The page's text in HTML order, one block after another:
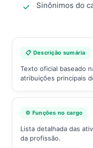
Sinônimos do
📋 Descrição sumária
Texto oficial baseado
atribuições principais
⚙️ Funções no cargo
Lista detalhada das
da profissão.